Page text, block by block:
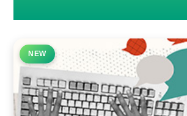
NEW